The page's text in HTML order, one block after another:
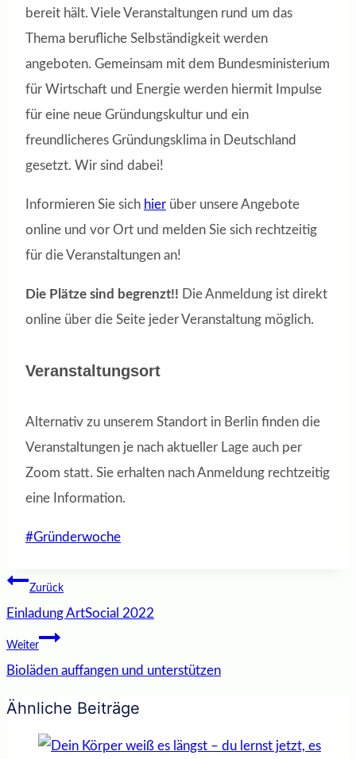
bereit hält. Viele Veranstaltungen rund um das
Thema berufliche Selbständigkeit werden
angeboten. Gemeinsam mit dem Bundesministerium
für Wirtschaft und Energie werden hiermit Impulse
für eine neue Gründungskultur und ein
freundlicheres Gründungsklima in Deutschland
gesetzt. Wir sind dabei!
Informieren Sie sich hier über unsere Angebote
online und vor Ort und melden Sie sich rechtzeitig
für die Veranstaltungen an!
Die Plätze sind begrenzt!! Die Anmeldung ist direkt
online über die Seite jeder Veranstaltung möglich.
Veranstaltungsort
Alternativ zu unserem Standort in Berlin finden die
Veranstaltungen je nach aktueller Lage auch per
Zoom statt. Sie erhalten nach Anmeldung rechtzeitig
eine Information.
Schlagworte:
#Gründerwoche
Beitragsnavigation
Zurück
Einladung ArtSocial 2022
Weiter
Bioläden auffangen und unterstützen
Ähnliche Beiträge